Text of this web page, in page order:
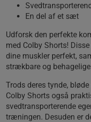
En del af et sæt
Udforsk den perfekte
med Colby Shorts!
dine muskler perfekt,
strækbare og
Trods deres tynde,
Colby Shorts også
svedtransporterende
træningen. Desuden er